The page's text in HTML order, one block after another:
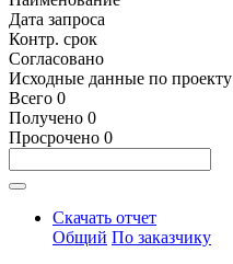
Дата запроса
Контр. срок
Согласовано
Исходные данные по проекту
Всего 0
Получено 0
Просрочено 0
Скачать отчет
Общий По заказчику